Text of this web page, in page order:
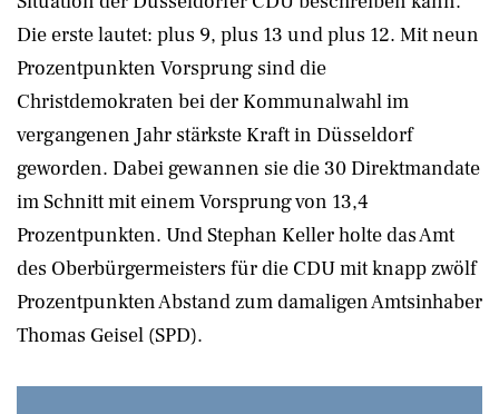
Die erste lautet: plus 9, plus 13 und plus 12. Mit neun
Prozentpunkten Vorsprung sind die
Christdemokraten bei der Kommunalwahl im
vergangenen Jahr stärkste Kraft in Düsseldorf
geworden. Dabei gewannen sie die 30 Direktmandate
im Schnitt mit einem Vorsprung von 13,4
Prozentpunkten. Und Stephan Keller holte das Amt
des Oberbürgermeisters für die CDU mit knapp zwölf
Prozentpunkten Abstand zum damaligen Amtsinhaber
Thomas Geisel (SPD).